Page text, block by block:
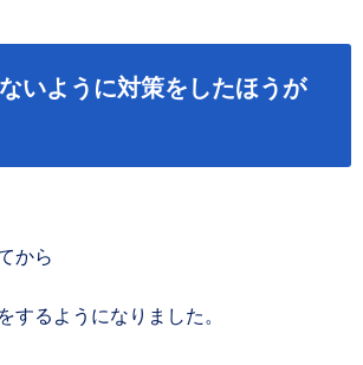
いように対策をしたほうが
から
するようになりました。